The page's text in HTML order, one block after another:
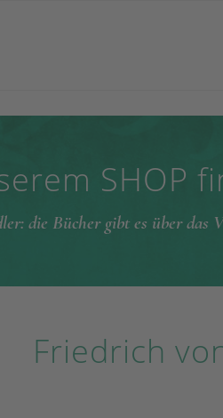
SHOP
die Bücher gibt es über das
Friedrich